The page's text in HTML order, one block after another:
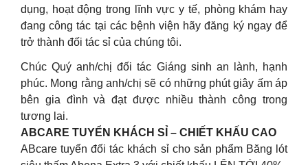
dụng, hoạt động trong lĩnh vực y tế, phòng khám hay
đang công tác tại các bệnh viện hãy đăng ký ngay để
trở thành đối tác sỉ của chúng tôi.
Chúc Quý anh/chị đối tác Giáng sinh an lành, hạnh
phúc. Mong rằng anh/chị sẽ có những phút giây ấm áp
bên gia đình và đạt được nhiều thành công trong
tương lai.
ABCARE TUYỂN KHÁCH SỈ – CHIẾT KHẤU CAO
ABcare tuyển đối tác khách sỉ cho sản phẩm Băng lót